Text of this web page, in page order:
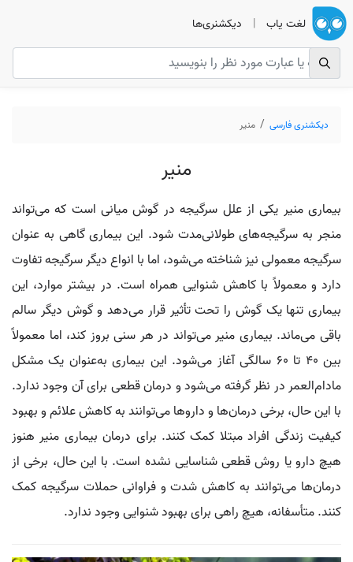
لغت یاب | دیکشنری‌ها
دیکشنری فارسی منیر
منیر
بیماری منیر یکی از علل سرگیجه در گوش میانی است که می‌تواند
منجر به سرگیجه‌های طولانی‌مدت شود. این بیماری گاهی به عنوان
سرگیجه معمولی نیز شناخته می‌شود، اما با انواع دیگر سرگیجه تفاوت
دارد و معمولاً با کاهش شنوایی همراه است. در بیشتر موارد، این
بیماری تنها یک گوش را تحت تأثیر قرار می‌دهد و گوش دیگر سالم
باقی می‌ماند. بیماری منیر می‌تواند در هر سنی بروز کند، اما معمولاً
بین ۴۰ تا ۶۰ سالگی آغاز می‌شود. این بیماری به‌عنوان یک مشکل
مادام‌العمر در نظر گرفته می‌شود و درمان قطعی برای آن وجود ندارد.
با این حال، برخی درمان‌ها و داروها می‌توانند به کاهش علائم و بهبود
کیفیت زندگی افراد مبتلا کمک کنند. برای درمان بیماری منیر هنوز
هیچ دارو یا روش قطعی شناسایی نشده است. با این حال، برخی از
درمان‌ها می‌توانند به کاهش شدت و فراوانی حملات سرگیجه کمک
کنند. متأسفانه، هیچ راهی برای بهبود شنوایی وجود ندارد.